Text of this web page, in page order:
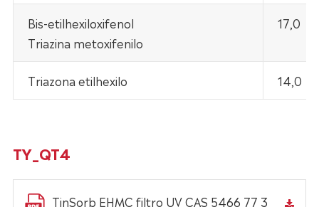
Bis-etilhexiloxifenol
Triazina metoxifenilo
17,0
Triazona etilhexilo 14,0
TY_QT4
TinSorb EHMC filtro UV CAS 5466 77 3